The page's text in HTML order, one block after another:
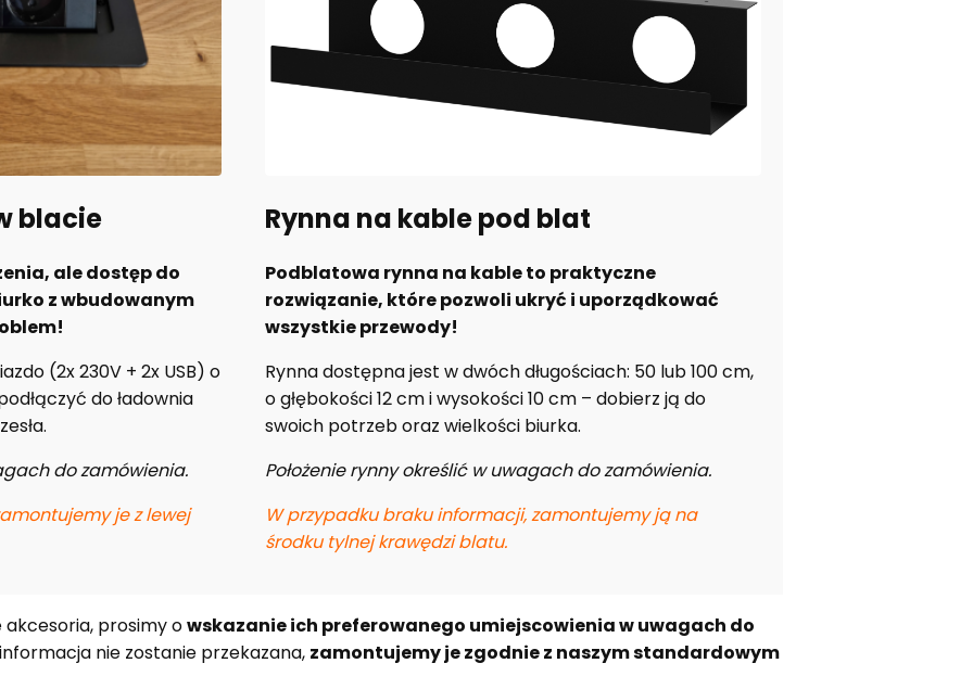
blacie
ale dostęp do
z wbudowanym
(2x 230V + 2x USB) o
do ładownia
do zamówienia.
je z lewej
Rynna na kable pod blat
Podblatowa rynna na kable to praktyczne
rozwiązanie, które pozwoli ukryć i uporządkować
wszystkie przewody!
Rynna dostępna jest w dwóch długościach: 50 lub 100 cm,
o głębokości 12 cm i wysokości 10 cm – dobierz ją do
swoich potrzeb oraz wielkości biurka.
Położenie rynny określić w uwagach do zamówienia.
W przypadku braku informacji, zamontujemy ją na
środku tylnej krawędzi blatu.
akcesoria, prosimy owskazanie ich preferowanego umiejscowienia w uwagach do
nie zostanie przekazana, zamontujemy je zgodnie z naszym standardowym